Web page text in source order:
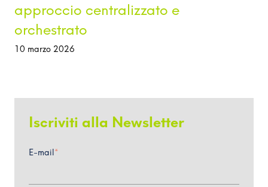
approccio centralizzato e
orchestrato
10 marzo 2026
Iscriviti alla Newsletter
E-mail *